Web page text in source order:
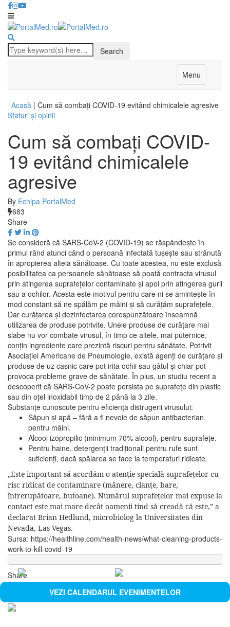
Menu
Acasă | Cum să combați COVID-19 evitând chimicalele agresive
Sfaturi și opinii
Cum să combați COVID-
19 evitând chimicalele
agresive
By Echipa PortalMed
683
Share
Se consideră că SARS-CoV-2 (COVID-19) se răspândește în
primul rând atunci când o persoană infectată tușește sau strănută
în apropierea alteia sănătoase. Cu toate acestea, nu este exclusă
posibilitatea ca persoanele sănătoase să poată contracta virusul
prin atingerea suprafețelor contaminate și apoi prin atingerea gurii
sau a ochilor. Acesta este motivul pentru care ni se amintește în
mod constant să ne spălăm pe mâini și să curățăm suprafețele.
Dar curățarea și dezinfectarea corespunzătoare înseamnă
utilizarea de produse potrivite. Unele produse de curățare mai
slabe nu vor combate virusul, în timp ce altele, mai puternice,
conțin ingrediente care prezintă riscuri pentru sănătate. Potrivit
Asociației Americane de Pneumologie, există agenți de curățare și
produse de uz casnic care pot irita ochii sau gâtul și chiar pot
provoca probleme grave de sănătate. În plus, un studiu recent a
descoperit că SARS-CoV-2 poate persista pe suprafețe din plastic
sau din oțel inoxidabil timp de 2 până la 3 zile.
Substanțe cunoscute pentru eficiența distrugerii virusului:
Săpun și apă – fără a fi nevoie de săpun antibacterian,
pentru mâini.
Alcool izopropilic (minimum 70% alcool), pentru suprafețe.
Pentru haine, detergenții tradiționali pentru rufe sunt
suficienți, dacă spălarea se face la temperaturi ridicate.
„Este important să acordăm o atenție specială suprafețelor cu
risc ridicat de contaminare (mânere, clanțe, bare,
întrerupătoare, butoane). Numărul suprafețelor mai expuse la
contact este mai mare decât oamenii tind să creadă că este,” a
declarat Brian Hedlund, microbiolog la Universitatea din
Nevada, Las Vegas.
Sursa: https://healthline.com/health-news/what-cleaning-products-
work-to-kill-covid-19
Share
VEZI CALENDARUL EVENIMENTELOR